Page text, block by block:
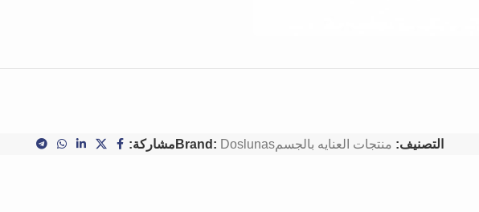
التصنيف: منتجات العنايه بالجسم Brand: Doslunas مشاركة: